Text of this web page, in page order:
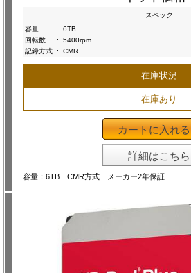
スペック
容量
:
6TB
回転数
:
5400rpm
記録方式 : CMR
在庫状況
在庫あり
カートに入れる
詳細はこちら
容量：6TB CMR方式 メーカー2年保証